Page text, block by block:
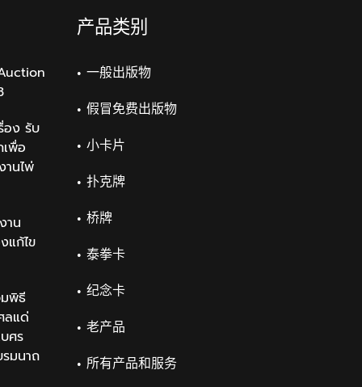
อง รับ
พื่อ
านไพ่
าน
แก้ไข
พิธี
ลแด่
ศร
มนาถ
产品类别
一般出版物
假冒免费出版物
小卡片
扑克牌
桥牌
泰拳卡
纪念卡
老产品
所有产品和服务